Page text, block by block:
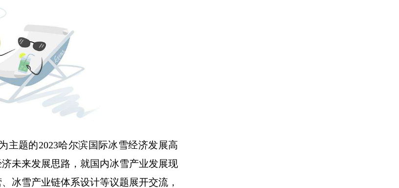
主题的2023哈尔滨国际冰雪经济发展高
未来发展思路，就国内冰雪产业发展现
冰雪产业链体系设计等议题展开交流，